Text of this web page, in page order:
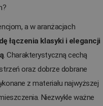
a w aranżacjach
łączenia klasyki i elegancji
. Charakterystyczną cechą
oraz dobrze dobrane
z materiału najwyższej
Niezwykle ważne